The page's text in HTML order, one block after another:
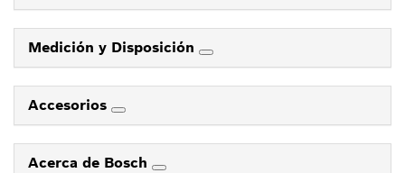
Medición y Disposición
Accesorios
Acerca de Bosch